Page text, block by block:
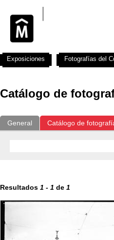
Catálogo de
General Catálogo de
Resultados 1 - 1 de 1
Exposiciones Fotografías del